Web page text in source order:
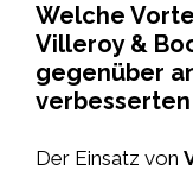
Welche
Villeroy &
gegenüber
Der Einsatz von